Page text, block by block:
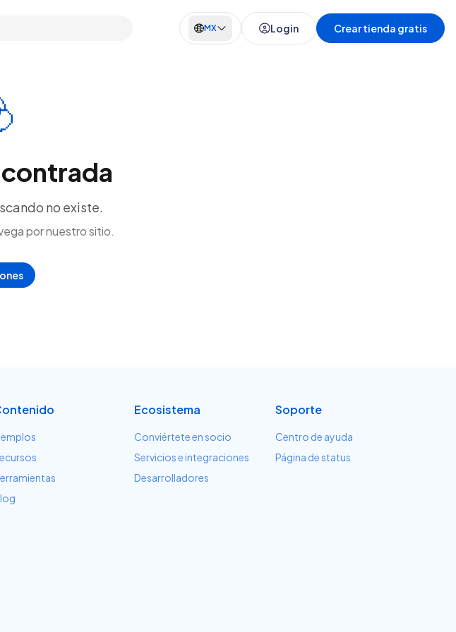
MX Login Crear tienda gratis
no existe.
por nuestro sitio.
Ecosistema
Conviértete en socio
Servicios e integraciones
Desarrolladores
Soporte
Centro de ayuda
Página de status